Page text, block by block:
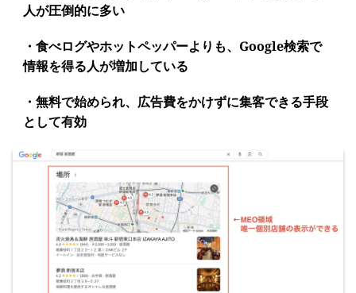
人が圧倒的に多い
・食べログやホットペッパーよりも、Google検索で
情報を得る人が増加している
・無料で始められ、広告費をかけずに集客できる手段
として有効